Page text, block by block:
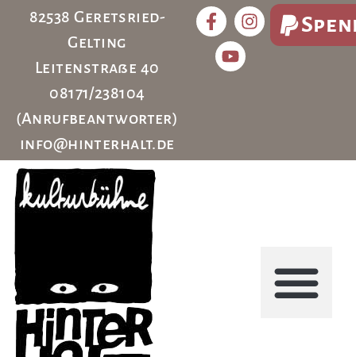
82538 Geretsried-
Gelting
Leitenstraße 40
08171/238104
(Anrufbeantworter)
info@hinterhalt.de